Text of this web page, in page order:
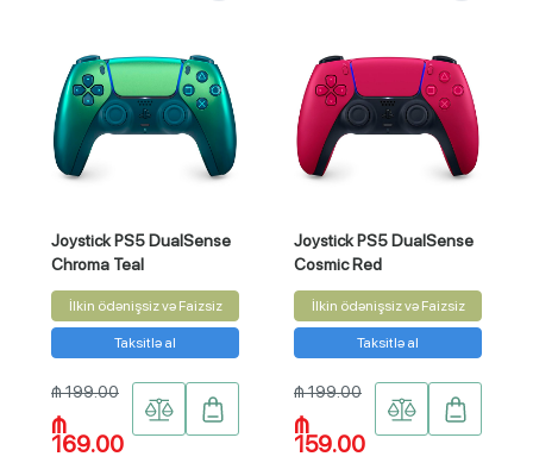
Joystick PS5 DualSense
Chroma Teal
İlkin ödənişsiz və Faizsiz
Taksitlə al
₼ 199.00
₼
169.00
Joystick PS5 DualSense
Cosmic Red
İlkin ödənişsiz və Faizsiz
Taksitlə al
₼ 199.00
₼
159.00